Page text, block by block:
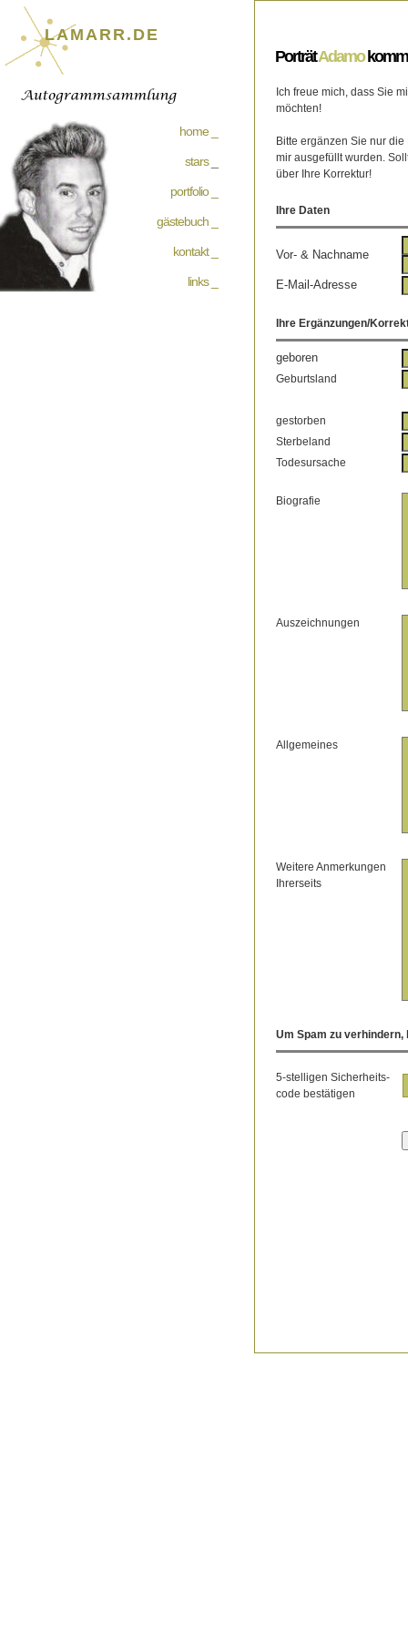
LAMARR.DE
home _
stars_
portfolio _
gästebuch _
kontakt _
links _
PorträtAdamo
Ich freue mich, dass Sie
möchten!
Bitte ergänzen Sie nur
mir ausgefüllt wurden.
über Ihre Korrektur!
Ihre Daten
Vor- & Nachname
E-Mail-Adresse
Ihre Ergänzungen/
geboren
Geburtsland
gestorben
Sterbeland
Todesursache
Biografie
Auszeichnungen
Allgemeines
Weitere Anmerkungen
Ihrerseits
Um Spam zu
5-stelligen Sicherheits-
code bestätigen